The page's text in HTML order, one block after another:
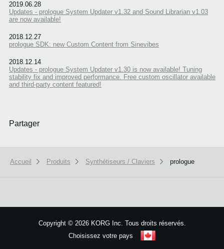
2019.06.28
Updates - prologue System Updater v1.32 and Sound Librarian v1.03
are now available!
2018.12.27
prologue SDK: new Custom Content from Sinevibes
2018.12.14
Updates - prologue System Updater v1.30 is now available! Tuning
stability fix and improved performance. Free custom oscillator available
and third-party content featured!
Partager
Accueil Produits Synthétiseurs / Claviers prologue
Copyright ©2026 KORG Inc. Tous droits réservés.
Choisissez votre pays
Got it